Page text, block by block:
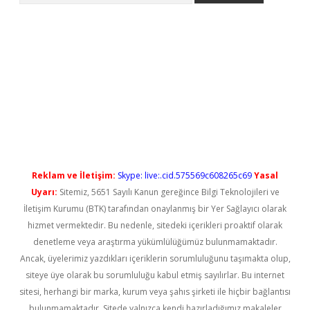
Reklam ve İletişim: Skype: live:.cid.575569c608265c69Yasal
Uyarı: Sitemiz, 5651 Sayılı Kanun gereğince Bilgi Teknolojileri ve
İletişim Kurumu (BTK) tarafından onaylanmış bir Yer Sağlayıcı olarak
hizmet vermektedir. Bu nedenle, sitedeki içerikleri proaktif olarak
denetleme veya araştırma yükümlülüğümüz bulunmamaktadır.
Ancak, üyelerimiz yazdıkları içeriklerin sorumluluğunu taşımakta olup,
siteye üye olarak bu sorumluluğu kabul etmiş sayılırlar. Bu internet
sitesi, herhangi bir marka, kurum veya şahıs şirketi ile hiçbir bağlantısı